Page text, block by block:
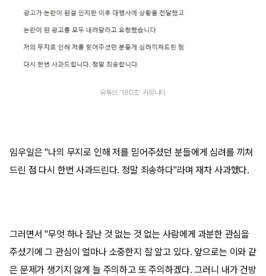
유튜브 '180초' 커뮤니티
임우일은 "나의 무지로 인해 저를 믿어주셨던 분들에게 심려를 끼쳐
드린 점 다시 한번 사과드린다. 정말 죄송하다"라며 재차 사과했다.
그러면서 "무엇 하나 잘난 것 없는 것 없는 사람에게 과분한 관심을
주셨기에 그 관심이 얼마나 소중한지 잘 알고 있다. 앞으로는 이와 같
은 문제가 생기지 않게 늘 주의하고 또 주의하겠다. 그러니 내가 건방